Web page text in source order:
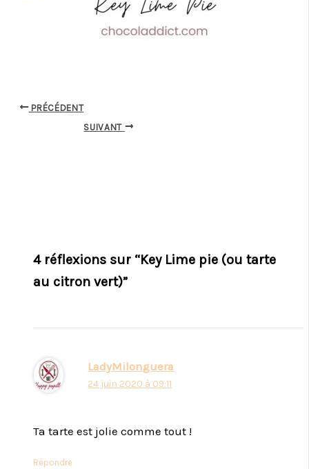
PRÉCÉDENT
SUIVANT
4 réflexions sur “Key Lime pie (ou tarte
au citron vert)”
LadyMilonguera
24 juin 2020 à 09:11
Ta tarte est jolie comme tout !
Répondre